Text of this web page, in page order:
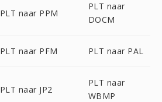
PLT naar PPM
PLT naar
DOCM
PLT naar PFM PLT naar PAL
PLT naar JP2
PLT naar
WBMP